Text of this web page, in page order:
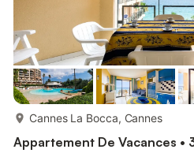
Cannes La Bocca, Cannes
Appartement De Vacances •